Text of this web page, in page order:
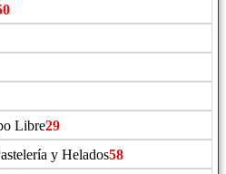
Libre29
y Helados58